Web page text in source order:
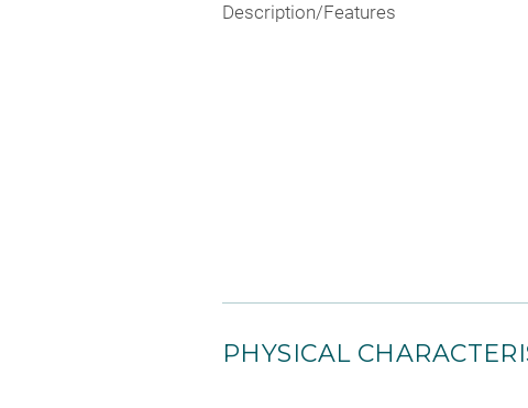
Description/Features
PHYSICAL